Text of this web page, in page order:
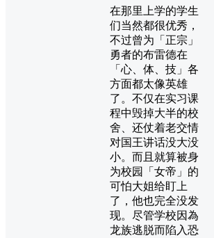
在那里上学的学生
们当然都很优秀，
不过曾为「正宗」
勇者的布雷德在
「心、体、技」各
方面都太像英雄
了。不仅在实习课
程中毁掉大半的校
舍、还仗着老交情
对国王讲话没大没
小。而且就算被身
为校园「女帝」的
可怕大姐给盯上
了，他也完全没发
现。尽管学校因為
龙族逃脱而陷入恐